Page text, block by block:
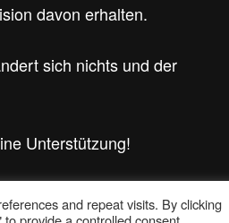
davon erhalten.
sich nichts und der
Unterstützung!
| Powered byOutstandingthemes
and repeat visits. By clicking